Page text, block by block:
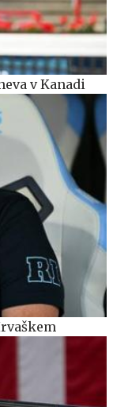
v Kanadi